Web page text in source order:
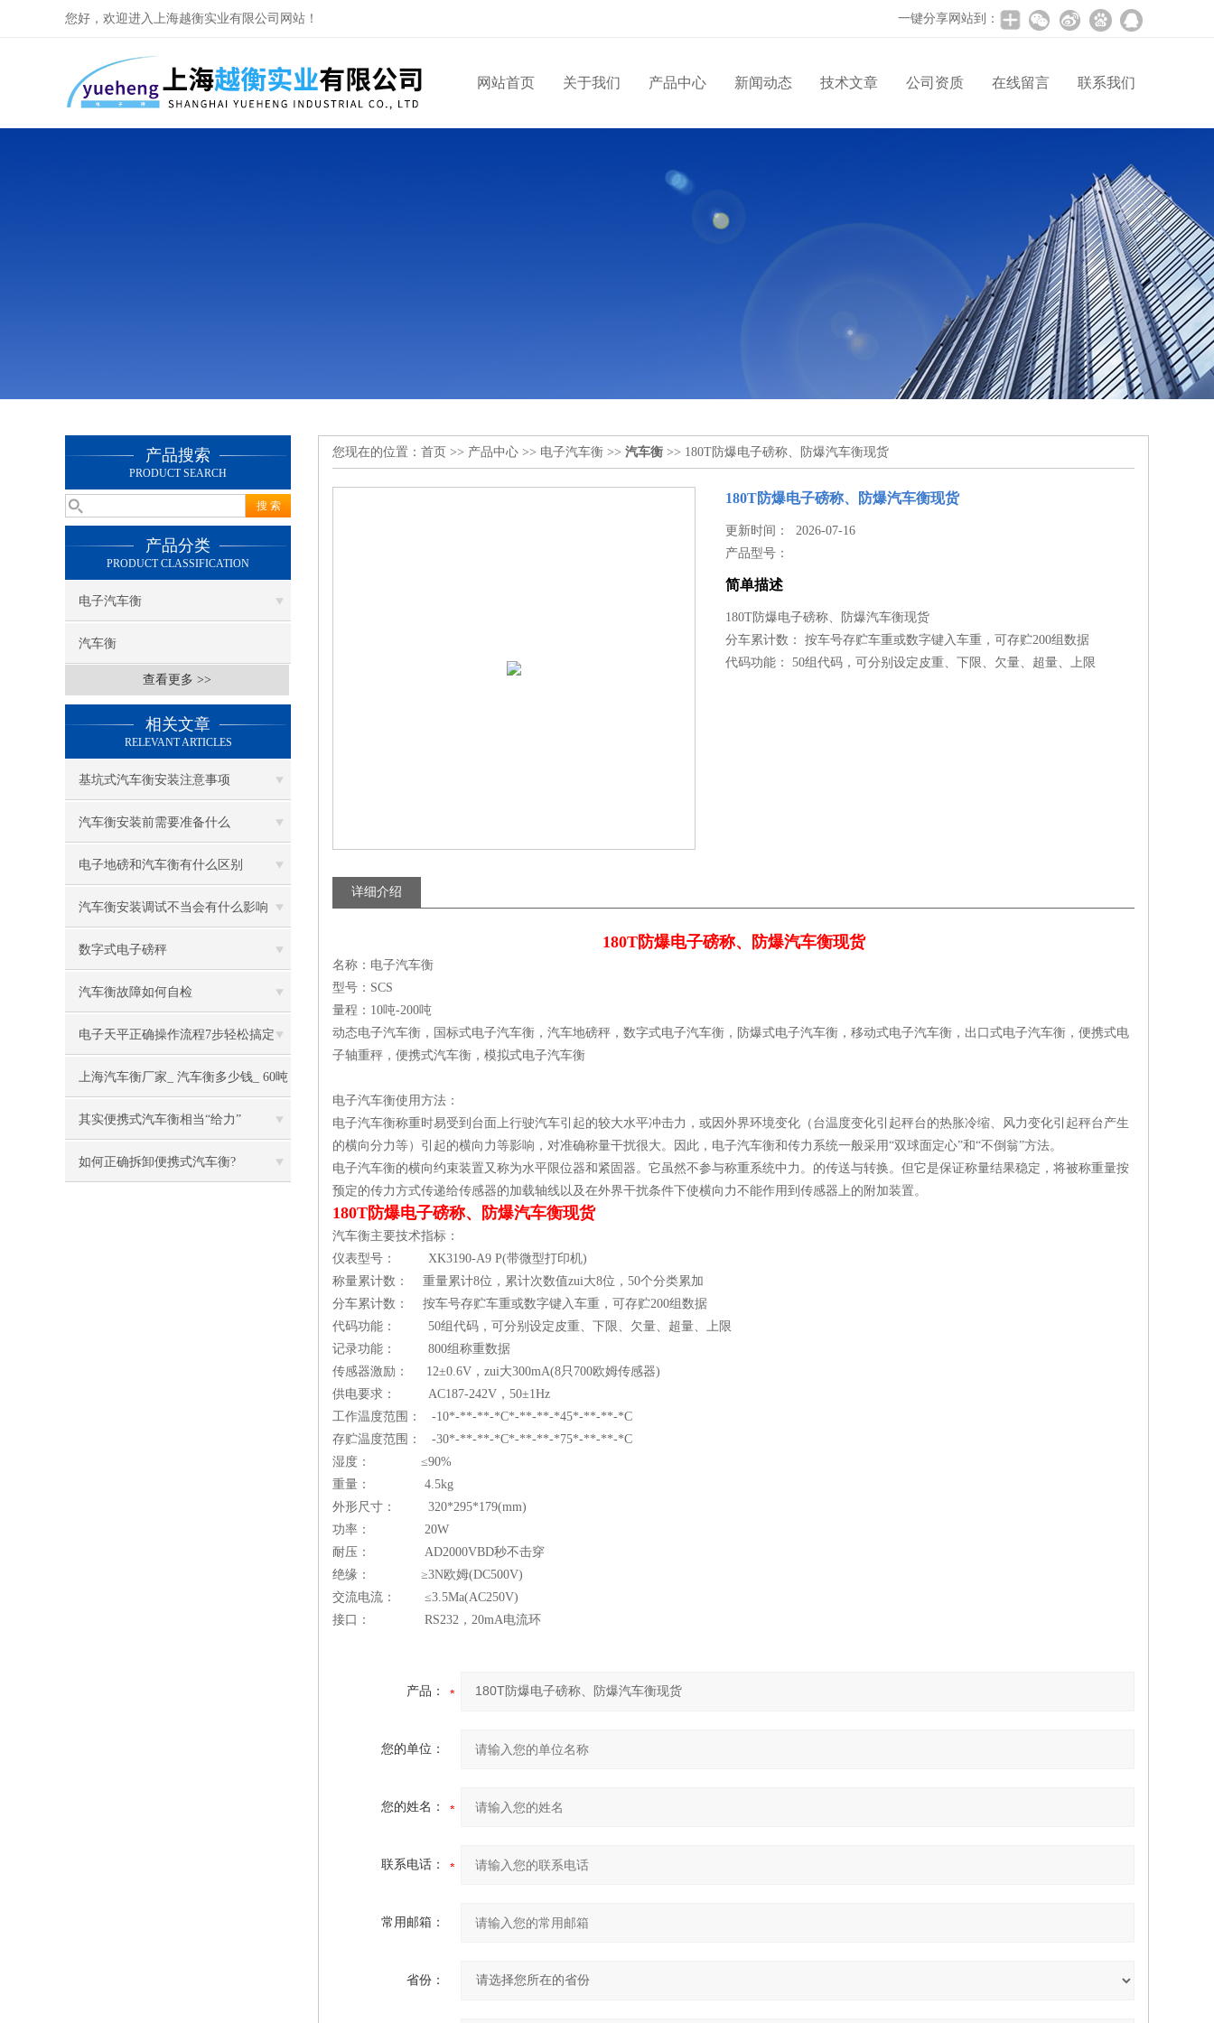
您好，欢迎进入上海越衡实业有限公司网站！ 一键分享网站到：
网站首页 关于我们 产品中心 新闻动态 技术文章 公司资质 在线留言 联系我们
产品搜索
PRODUCT SEARCH
产品分类
PRODUCT CLASSIFICATION
电子汽车衡
汽车衡
查看更多 >>
相关文章
RELEVANT ARTICLES
基坑式汽车衡安装注意事项
汽车衡安装前需要准备什么
电子地磅和汽车衡有什么区别
汽车衡安装调试不当会有什么影响
数字式电子磅秤
汽车衡故障如何自检
电子天平正确操作流程7步轻松搞定
上海汽车衡厂家_ 汽车衡多少钱_ 60吨
电子汽车衡
其实便携式汽车衡相当“给力”
如何正确拆卸便携式汽车衡?
您现在的位置： 首页 >> 产品中心 >> 电子汽车衡 >> 汽车衡 >> 180T防爆电子磅称、防爆汽车衡现货
180T防爆电子磅称、防爆汽车衡现货
更新时间： 2026-07-16
产品型号：
简单描述
180T防爆电子磅称、防爆汽车衡现货
分车累计数： 按车号存贮车重或数字键入车重，可存贮200组数据
代码功能： 50组代码，可分别设定皮重、下限、欠量、超量、上限
详细介绍
180T防爆电子磅称、防爆汽车衡现货
名称：电子汽车衡
型号：SCS
量程：10吨-200吨
动态电子汽车衡，国标式电子汽车衡，汽车地磅秤，数字式电子汽车衡，防爆式电子汽车衡，移动式电子汽车衡，出口式电子汽车衡，便携式电
子轴重秤，便携式汽车衡，模拟式电子汽车衡
电子汽车衡使用方法：
电子汽车衡称重时易受到台面上行驶汽车引起的较大水平冲击力，或因外界环境变化（台温度变化引起秤台的热胀冷缩、风力变化引起秤台产生
的横向分力等）引起的横向力等影响，对准确称量干扰很大。因此，电子汽车衡和传力系统一般采用“双球面定心”和“不倒翁”方法。
电子汽车衡的横向约束装置又称为水平限位器和紧固器。它虽然不参与称重系统中力。的传送与转换。但它是保证称量结果稳定，将被称重量按
预定的传力方式传递给传感器的加载轴线以及在外界干扰条件下使横向力不能作用到传感器上的附加装置。
180T防爆电子磅称、防爆汽车衡现货
汽车衡主要技术指标：
仪表型号： XK3190-A9 P(带微型打印机)
称量累计数： 重量累计8位，累计次数值zui大8位，50个分类累加
分车累计数： 按车号存贮车重或数字键入车重，可存贮200组数据
代码功能： 50组代码，可分别设定皮重、下限、欠量、超量、上限
记录功能： 800组称重数据
传感器激励： 12±0.6V，zui大300mA(8只700欧姆传感器)
供电要求： AC187-242V，50±1Hz
工作温度范围： -10*-**-**-*C*-**-**-*45*-**-**-*C
存贮温度范围： -30*-**-**-*C*-**-**-*75*-**-**-*C
湿度： ≤90%
重量： 4.5kg
外形尺寸： 320*295*179(mm)
功率： 20W
耐压： AD2000VBD秒不击穿
绝缘： ≥3N欧姆(DC500V)
交流电流： ≤3.5Ma(AC250V)
接口： RS232，20mA电流环
产品：
您的单位：
您的姓名：
联系电话：
常用邮箱：
省份：